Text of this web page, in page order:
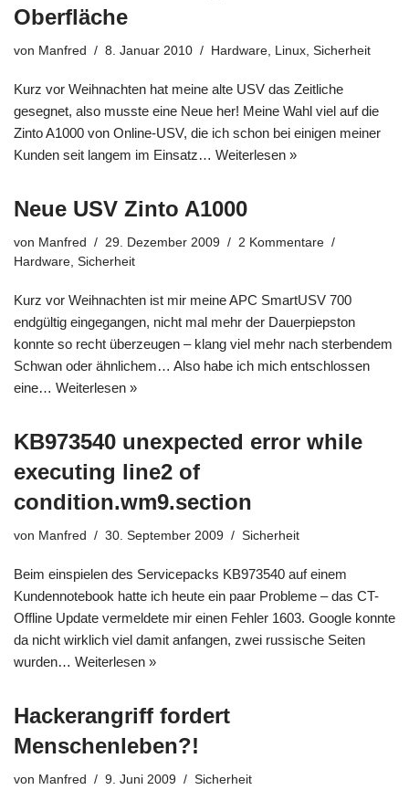
Oberfläche
von Manfred 8. Januar 2010 Hardware, Linux, Sicherheit
Kurz vor Weihnachten hat meine alte USV das Zeitliche
gesegnet, also musste eine Neue her! Meine Wahl viel auf die
Zinto A1000 von Online-USV, die ich schon bei einigen meiner
Kunden seit langem im Einsatz… Weiterlesen »
Neue USV Zinto A1000
von Manfred 29. Dezember 2009
2 Kommentare
Hardware, Sicherheit
Kurz vor Weihnachten ist mir meine APC SmartUSV 700
endgültig eingegangen, nicht mal mehr der Dauerpiepston
konnte so recht überzeugen – klang viel mehr nach sterbendem
Schwan oder ähnlichem… Also habe ich mich entschlossen
eine… Weiterlesen »
KB973540 unexpected error while
executing line2 of
condition.wm9.section
von Manfred 30. September 2009 Sicherheit
Beim einspielen des Servicepacks KB973540 auf einem
Kundennotebook hatte ich heute ein paar Probleme – das CT-
Offline Update vermeldete mir einen Fehler 1603. Google konnte
da nicht wirklich viel damit anfangen, zwei russische Seiten
wurden… Weiterlesen »
Hackerangriff fordert
Menschenleben?!
von Manfred 9. Juni 2009 Sicherheit